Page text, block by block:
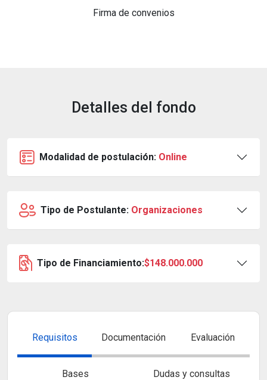
Firma de convenios
Detalles del fondo
Modalidad de postulación: Online
Tipo de Postulante: Organizaciones
Tipo de Financiamiento:$148.000.000
Requisitos Documentación Evaluación
Bases Dudas y consultas